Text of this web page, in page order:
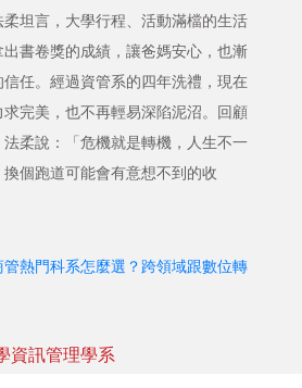
坦言，大學行程、活動滿檔的生活
書卷獎的成績，讓爸媽安心，也漸
任。經過資管系的四年洗禮，現在
完美，也不再輕易深陷泥沼。回顧
柔說：「危機就是轉機，人生不一
個跑道可能會有意想不到的收
管熱門科系怎麼選？跨領域跟數位轉
資訊管理學系